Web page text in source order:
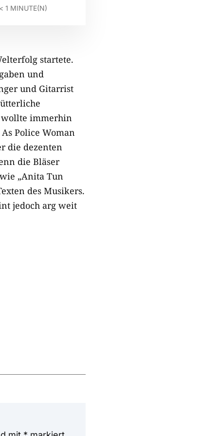
1 MINUTE(N)
startete.
und
und Gitarrist
wollte immerhin
Police Woman
die dezenten
die Bläser
„Anita Tun
des Musikers.
jedoch arg weit